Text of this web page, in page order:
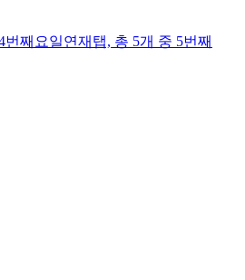
번째 요일연재 탭, 총 5개 중 5번째